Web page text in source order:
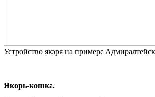
Устройство якоря на примере
Якорь-кошка.